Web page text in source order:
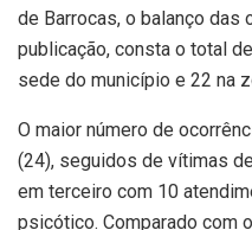
de Barrocas, o balanço das
publicação, consta o total
sede do município e 22 na
O maior número de
(24), seguidos de vítimas
em terceiro com 10
psicótico. Comparado com